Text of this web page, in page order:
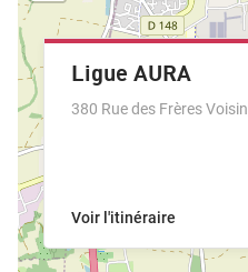
Ligue AURA
380 Rue des Frères Voisin
Voir l'itinéraire